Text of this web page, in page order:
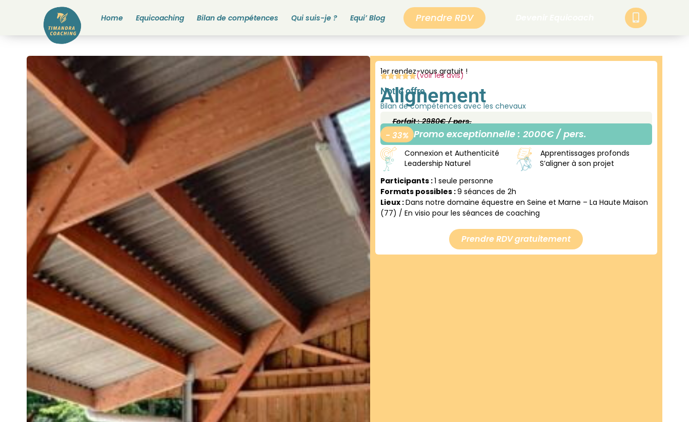
Home Equicoaching Bilan de compétences Qui suis-je ? Equi’ Blog Prendre RDV
1er rendez-vous gratuit !
(voir les avis)
Notre offre
Alignement
Bilan de compétences avec les chevaux
Forfait : 2980€ / pers.
- 33% Promo exceptionnelle : 2000€ / pers.
Connexion et Authenticité
Apprentissages profonds
Leadership Naturel
S’aligner à son projet
Participants :1 seule personne
Formats possibles :9 séances de 2h
Lieux :Dans notre domaine équestre en Seine et Marne – La Haute Maison
(77) / En visio pour les séances de coaching
Prendre RDV gratuitement